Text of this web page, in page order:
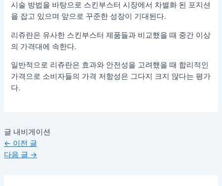
시술 방법을 바탕으로 스킨부스터 시장에서 차별화 된 포지션
을 잡고 있으며 앞으로 꾸준한 성장이 기대된다.
리쥬란은 유사한 스킨부스터 제품들과 비교했을 때 중간 이상
의 가격대에 속한다.
일반적으로 리쥬란은 효과와 안전성을 고려했을 때 합리적인
가격으로 소비자들의 가격 저항성은 그다지 크지 않다는 평가
다.
글 내비게이션
← 이전 글
다음 글 →